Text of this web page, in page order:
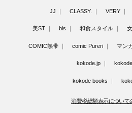
JJ CLASSY. VERY
美ST bis 和食スタイル
COMIC熱帯 comic Pureri マン
kokode.jp
kokode books
消費税総額表示について